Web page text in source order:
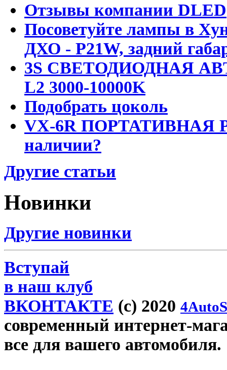
Отзывы компании DLED
Посоветуйте лампы в
ДХО - P21W, задний
3S СВЕТОДИОДНАЯ
L2 3000-10000K
Подобрать цоколь
VX-6R ПОРТАТИВНАЯ
наличии?
Другие статьи
Новинки
Другие новинки
Вступай
в наш клуб
ВКОНТАКТЕ (c) 2020
современный интернет-
все для вашего автомобиля.